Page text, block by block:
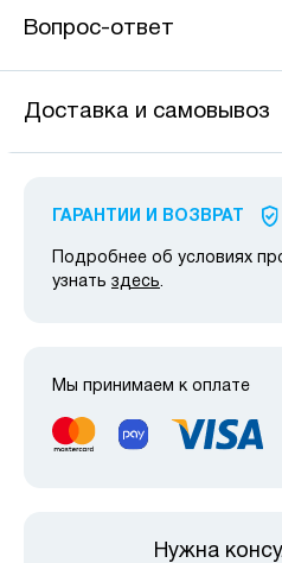
Вопрос-ответ
Доставка и самовывоз
ГАРАНТИИ И ВОЗВРАТ
Подробнее об условиях
узнать здесь.
Мы принимаем к оплате
Нужна